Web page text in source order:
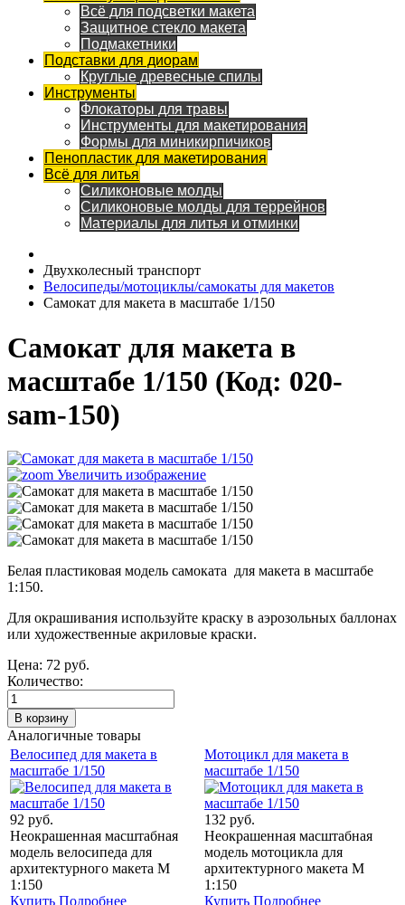
Всё для подсветки макета
Защитное стекло макета
Подмакетники
Подставки для диорам
Круглые древесные спилы
Инструменты
Флокаторы для травы
Инструменты для макетирования
Формы для миникирпичиков
Пенопластик для макетирования
Всё для литья
Силиконовые молды
Силиконовые молды для террейнов
Материалы для литья и отминки
Двухколесный транспорт
Велосипеды/мотоциклы/самокаты для макетов
Самокат для макета в масштабе 1/150
Самокат для макета в
масштабе 1/150 (Код: 020-
sam-150)
Увеличить изображение
Белая пластиковая модель самоката для макета в масштабе
1:150.
Для окрашивания используйте краску в аэрозольных баллонах
или художественные акриловые краски.
Цена: 72 руб.
Количество:
Аналогичные товары
Велосипед для макета в
масштабе 1/150
92 руб.
Неокрашенная масштабная
модель велосипеда для
архитектурного макета М
1:150
Купить Подробнее
Мотоцикл для макета в
масштабе 1/150
132 руб.
Неокрашенная масштабная
модель мотоцикла для
архитектурного макета М
1:150
Купить Подробнее